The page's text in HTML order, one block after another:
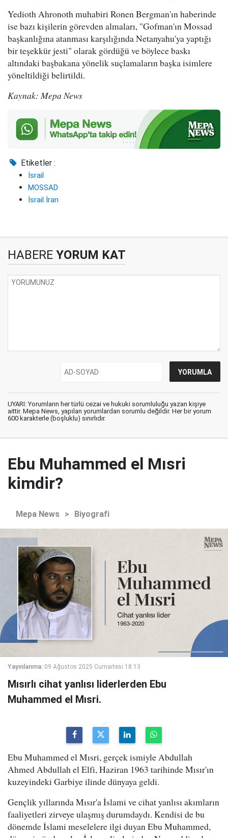
Yedioth Ahronoth muhabiri Ronen Bergman'ın haberinde
ise bazı kişilerin görevden almaları, "Gofman'ın Mossad
başkanlığına atanması karşılığında Netanyahu'ya yaptığı
bir teşekkür jesti" olarak gördüğü ve böylece baskı
altındaki başbakana yönelik suçlamaların başka isimlere
yöneltildiği belirtildi.
Kaynak: Mepa News
Etiketler :
İsrail
MOSSAD
İsrail İran
HABERE YORUM KAT
UYARI: Yorumların her türlü cezai ve hukuki sorumluluğu yazan kişiye
aittir. Mepa News, yapılan yorumlardan sorumlu değildir. Her bir yorum
600 karakterle (boşluklu) sınırlıdır.
Ebu Muhammed el Mısri
kimdir?
Mepa News > Biyografi
Yayınlanma: 09 Ağustos 2025 Cumartesi 18:13
Mısırlı cihat yanlısı liderlerden Ebu
Muhammed el Mısri.
Ebu Muhammed el Mısri, gerçek ismiyle Abdullah
Ahmed Abdullah el Elfi, Haziran 1963 tarihinde Mısır'ın
kuzeyindeki Garbiye ilinde dünyaya geldi.
Gençlik yıllarında Mısır'a İslami ve cihat yanlısı akımların
faaliyetleri zirveye ulaşmış durumdaydı. Kendisi de bu
dönemde İslami meselelere ilgi duyan Ebu Muhammed,